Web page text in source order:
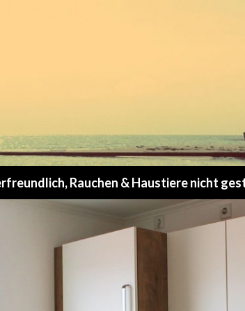
Rauchen & Haustiere nicht